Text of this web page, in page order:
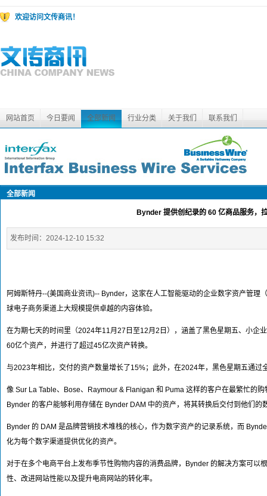
欢迎访问文传商讯！
网站首页 今日要闻 全部新闻 行业分类 关于我们 联系我们
全部新闻
Bynder 提供创纪录的 60 亿商品服务，
发布时间： 2024-12-10 15:32
阿姆斯特丹--(美国商业资讯)-- Bynder，这家在人工智能驱动的企业数字资产管
球电子商务渠道上大规模提供卓越的内容体验。
在为期七天的时间里（2024年11月27日至12月2日），涵盖了黑色星期五、小企
60亿个资产，并进行了超过45亿次资产转换。
与2023年相比，交付的资产数量增长了15%；此外，在2024年，黑色星期五通
像 Sur La Table、Bose、Raymour & Flanigan 和 Puma 这样的客户在最繁忙的
Bynder 的客户能够利用存储在 Bynder DAM 中的资产，将其转换后交付到他们
Bynder 的 DAM 是品牌营销技术堆栈的核心，作为数字资产的记录系统，而
化为每个数字渠道提供优化的资产。
对于在多个电商平台上发布季节性购物内容的消费品牌，Bynder 的解决方案可
性、改进网站性能以及提升电商网站的转化率。